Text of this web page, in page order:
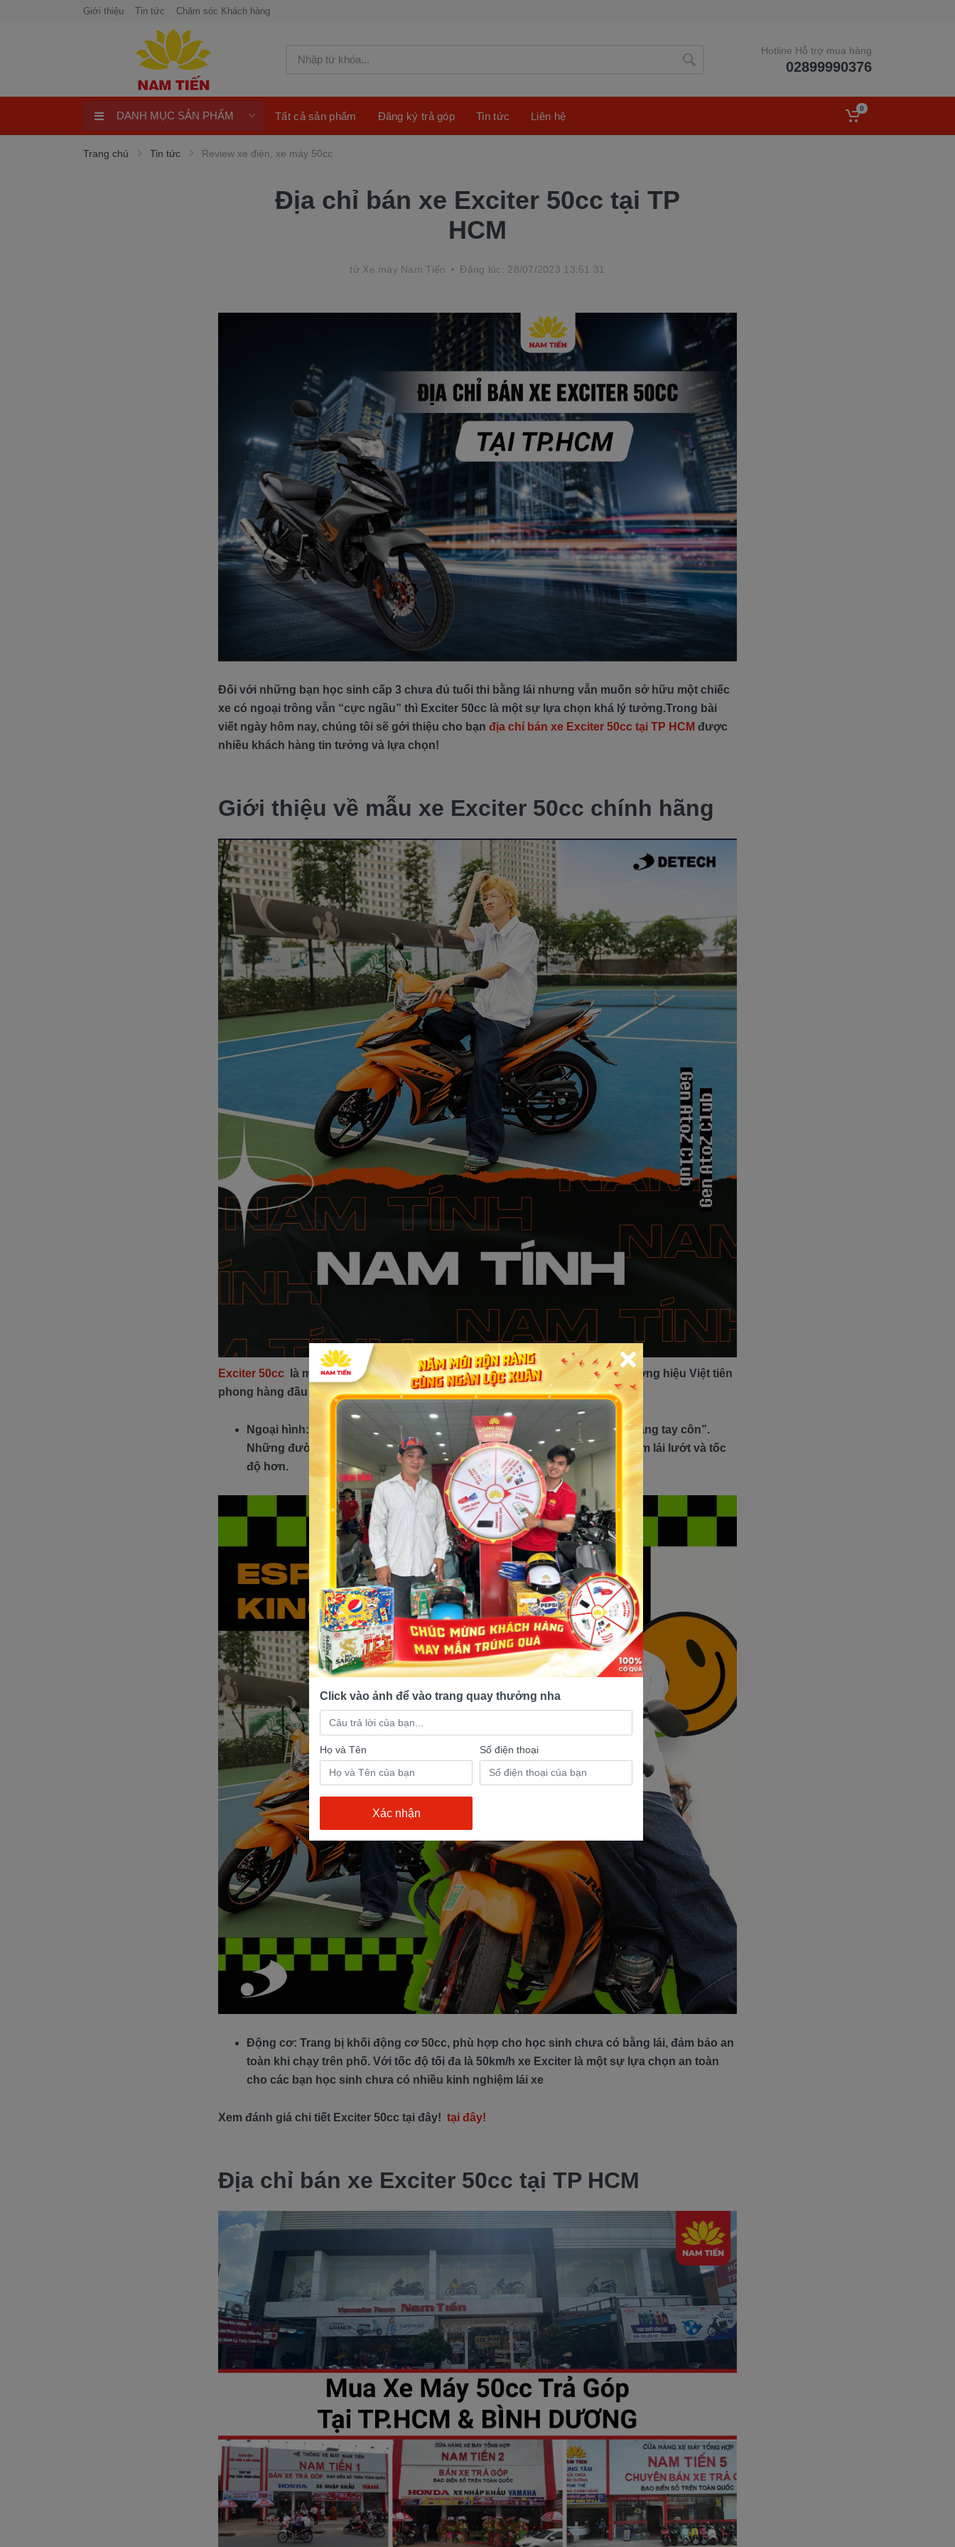
Giới thiệu Tin tức Chăm sóc Khách hàng
Hotline Hỗ trợ mua hàng
02899990376
Xe máy 50cc
DANH MỤC SẢN PHẨM Tất cả sản phẩm Đăng ký trả góp Tin tức Liên hệ
0
Trang chủ Tin tức Review xe điện, xe máy 50cc
Địa chỉ bán xe Exciter 50cc tại TP
HCM
từ Xe máy Nam Tiến Đăng lúc: 28/07/2023 13:51:31
Đối với những bạn học sinh cấp 3 chưa đủ tuổi thi bằng lái nhưng vẫn muốn sở hữu một chiếc
xe có ngoại trông vẫn “cực ngầu” thì Exciter 50cc là một sự lựa chọn khá lý tưởng.Trong bài
viết ngày hôm nay, chúng tôi sẽ gới thiệu cho bạn địa chỉ bán xe Exciter 50cc tại TP HCM được
nhiều khách hàng tin tưởng và lựa chọn!
Giới thiệu về mẫu xe Exciter 50cc chính hãng
Exciter 50cc là một mẫu xe đến từ thương hiệu Detech - một trong những thương hiệu Việt tiên
phong hàng đầu trong việc sản xuất xe máy 50cc tại Việt Nam.
Ngoại hình: Được lấy cảm hứng từ chiếc xe được mệnh danh là “ông hoàng tay côn”.
Những đường nét trên xe được cắt xẻ vô cùng táo bạo, đem lại trải nghiệm lái lướt và tốc
độ hơn.
Động cơ: Trang bị khối động cơ 50cc, phù hợp cho học sinh chưa có bằng lái, đảm bảo an
toàn khi chạy trên phố. Với tốc độ tối đa là 50km/h xe Exciter là một sự lựa chọn an toàn
cho các bạn học sinh chưa có nhiều kinh nghiệm lái xe
Xem đánh giá chi tiết Exciter 50cc tại đây! tại đây!
Địa chỉ bán xe Exciter 50cc tại TP HCM
Click vào ảnh để vào trang quay thưởng nha
Họ và Tên Số điện thoại